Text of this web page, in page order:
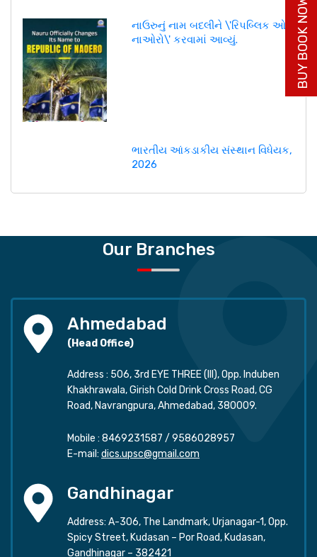
નાઉરુનું નામ બદલીને \'રિપબ્લિક ઓફ
નાઓરો\' કરવામાં આવ્યું.
ભારતીય આંકડાકીય સંસ્થાન વિધેયક,
2026
Our Branches
Ahmedabad
(Head Office)
Address : 506, 3rd EYE THREE (III), Opp. Induben
Khakhrawala, Girish Cold Drink Cross Road, CG
Road, Navrangpura, Ahmedabad, 380009.
Mobile : 8469231587 / 9586028957
E-mail: dics.upsc@gmail.com
Gandhinagar
Address: A-306, The Landmark, Urjanagar-1, Opp.
Spicy Street, Kudasan – Por Road, Kudasan,
Gandhinagar – 382421
BUY BOOK NOW